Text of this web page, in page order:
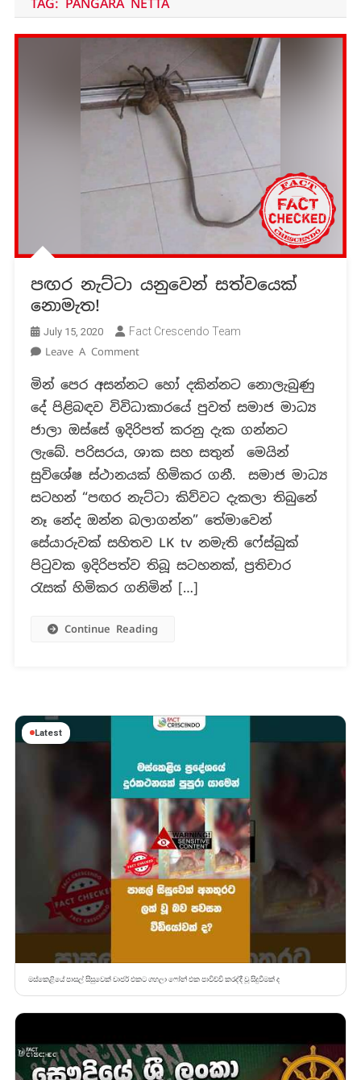
පඟර නැට්ටා යනුවෙන් සත්වයෙක්
නොමැත!
July 15, 2020 Fact Crescendo Team
Leave A CommentOn
නැට්ටා
යනුවෙන්
සත්වයෙක්
මින් පෙර අසන්නට හෝ දකින්නට නොලැබුණු
දේ පිළිබඳව විවිධාකාරයේ පුවත් සමාජ මාධ්‍ය
ජාලා ඔස්සේ ඉදිරිපත් කරනු දැක ගන්නට
ලැබේ. පරිසරය, ශාක සහ සතුන් මෙයින්
සුවිශේෂ ස්ථානයක් හිමිකර ගනී. සමාජ මාධ්‍ය
සටහන් “පඟර නැට්ටා කිව්වට දැකලා තිබුනේ
නෑ නේද ඔන්න බලාගන්න” තේමාවෙන්
සේයාරුවක් සහිතව LK tv නමැති ෆේස්බුක්
පිටුවක ඉදිරිපත්ව තිබූ සටහනක්, ප්‍රතිචාර
රැසක් හිමිකර ගනිමින් […]
Continue Reading
Latest
මස්කෙළියේ පාසල් සිසුවෙක් චාජර් එකට ගහලා ෆෝන් එක පාවිච්චි කරද්දී වූ සිදුවීමක් ද